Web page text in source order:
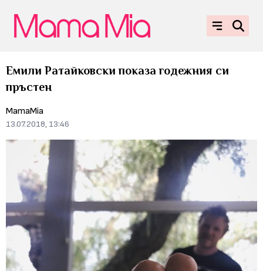
Емили Ратайковски показа годежния си
пръстен
MamaMia
13.07.2018, 13:46